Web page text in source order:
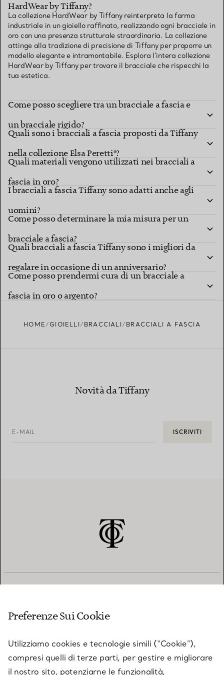
HardWear by Tiffany?
La collezione HardWear by Tiffany reinterpreta la forma
industriale in un gioiello raffinato, realizzando ogni bracciale in
oro con una presenza strutturale straordinaria. La collezione
attinge alla tradizione di precisione di Tiffany per proporre un
modello elegante e intramontabile. Esplora l’intera collezione
HardWear by Tiffany per trovare il bracciale che rispecchi la
tua estetica.
Come posso scegliere tra un bracciale a fascia e
un bracciale rigido?
Quali sono i bracciali a fascia proposti da Tiffany
nella collezione Elsa Peretti®?
Quali materiali vengono utilizzati nei bracciali a
fascia in oro?
I bracciali a fascia Tiffany sono adatti anche agli
uomini?
Come posso determinare la mia misura per un
bracciale a fascia?
Quali bracciali a fascia Tiffany sono i migliori da
regalare in occasione di un anniversario?
Come posso prendermi cura di un bracciale a
fascia in oro o argento?
HOME GIOIELLI BRACCIALI BRACCIALI A FASCIA
Novità da Tiffany
E-MAIL ISCRIVITI
Preferenze Sui Cookie
Utilizziamo cookies e tecnologie simili (“Cookie”),
compresi quelli di terze parti, per gestire e migliorare
il nostro sito, potenziarne le funzionalità,